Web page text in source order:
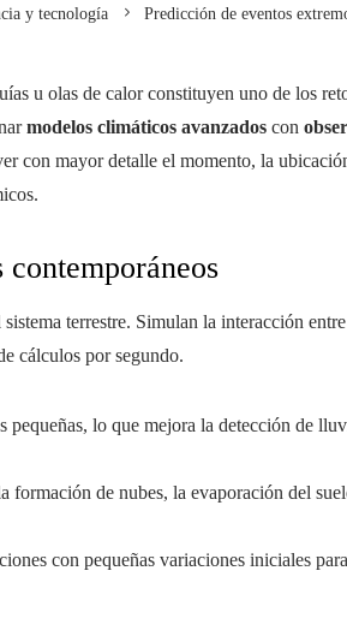
y tecnología Predicción de eventos
u olas de calor constituyen uno de los
modelos climáticos avanzados con
con mayor detalle el momento, la
terrestre. Simulan la interacción
cálculos por segundo.
pequeñas, lo que mejora la detección de
formación de nubes, la evaporación del
con pequeñas variaciones iniciales